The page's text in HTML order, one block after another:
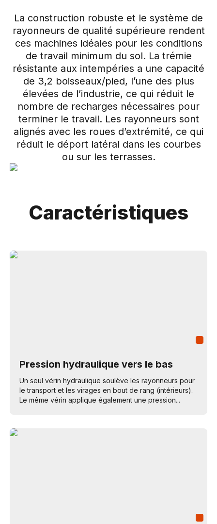
La construction robuste et le système de
rayonneurs de qualité supérieure rendent
ces machines idéales pour les conditions
de travail minimum du sol. La trémie
résistante aux intempéries a une capacité
de 3,2 boisseaux/pied, l’une des plus
élevées de l’industrie, ce qui réduit le
nombre de recharges nécessaires pour
terminer le travail. Les rayonneurs sont
alignés avec les roues d’extrémité, ce qui
réduit le déport latéral dans les courbes
ou sur les terrasses.
Caractéristiques
Pression hydraulique vers le bas
Un seul vérin hydraulique soulève les rayonneurs pour
le transport et les virages en bout de rang (intérieurs).
Le même vérin applique également une pression...